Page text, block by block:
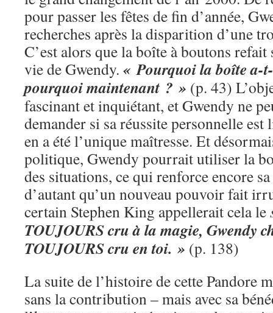
pour passer les fêtes de fin d’année,
recherches après la disparition d’une
C’est alors que la boîte à boutons
vie de Gwendy. « Pourquoi la boîte a-
pourquoi maintenant ? » (p. 43)
fascinant et inquiétant, et Gwendy ne
demander si sa réussite personnelle
en a été l’unique maîtresse. Et
politique, Gwendy pourrait utiliser la
des situations, ce qui renforce encore
d’autant qu’un nouveau pouvoir fait
certain Stephen King appellerait cela le
TOUJOURS cru à la magie, Gwendy
TOUJOURS cru en toi. » (p. 138)
La suite de l’histoire de cette Pandore
sans la contribution – mais avec sa